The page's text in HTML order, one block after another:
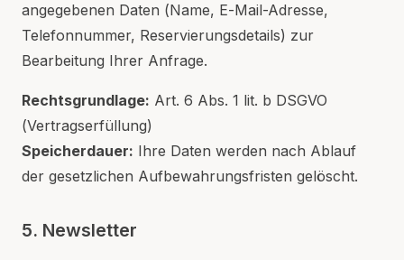
angegebenen Daten (Name, E-Mail-Adresse,
Telefonnummer, Reservierungsdetails) zur
Bearbeitung Ihrer Anfrage.
Rechtsgrundlage: Art. 6 Abs. 1 lit. b DSGVO
(Vertragserfüllung)
Speicherdauer: Ihre Daten werden nach Ablauf
der gesetzlichen Aufbewahrungsfristen gelöscht.
5. Newsletter